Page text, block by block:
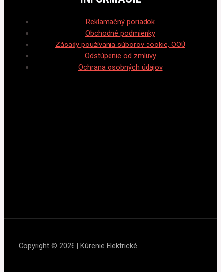
Reklamačný poriadok
Obchodné podmienky
Zásady používania súborov cookie, OOÚ
Odstúpenie od zmluvy
Ochrana osobných údajov
Copyright © 2026 | Kúrenie Elektrické